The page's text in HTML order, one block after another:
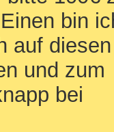
bin
auf diesen
und zum
bei